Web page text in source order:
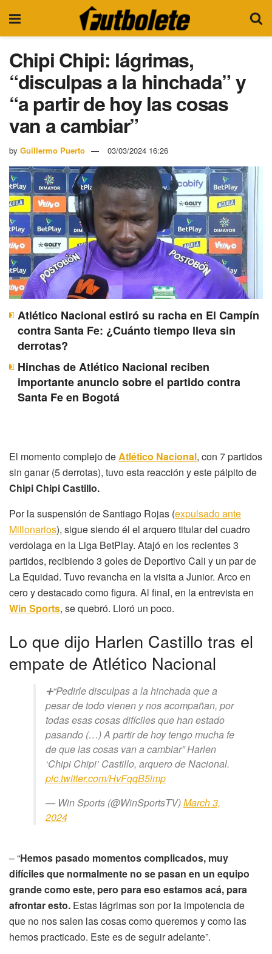
Chipi Chipi: lágrimas,
“disculpas a la hinchada” y
“a partir de hoy las cosas
van a cambiar”
by Guillermo Puerto 03/03/2024 16:26
Atlético Nacional estiró su racha en El Campín
contra Santa Fe: ¿Cuánto tiempo lleva sin
derrotas?
Hinchas de Atlético Nacional reciben
importante anuncio sobre el partido contra
Santa Fe en Bogotá
El momento complejo deAtlético Nacional, con 7 partidos
sin ganar (5 derrotas), tuvo esta reacción y este pálpito de
Chipi Chipi Castillo.
Por la suspensión de Santiago Rojas (expulsado ante
Millonarios), sigue siendo él el arquero titular del cuadro
verdolaga en la Liga BetPlay. Atajó en los recientes 3
partidos, recibiendo 3 goles de Deportivo Cali y un par de
La Equidad. Tuvo revancha en la visita a Junior. Arco en
cero y destacado como figura. Al final, en la entrevista en
Win Sports, se quebró. Lloró un poco.
Lo que dijo Harlen Castillo tras el
empate de Atlético Nacional
➕“Pedirle disculpas a la hinchada que a
pesar de todo vienen y nos acompañan, por
todas esas cosas difíciles que han estado
pasando (…) A partir de hoy tengo mucha fe
de que las cosas van a cambiar” Harlen
‘Chipi Chipi’ Castillo, arquero de Nacional.
pic.twitter.com/HvFqqB5imp
— Win Sports (@WinSportsTV)March 3,
2024
– “Hemos pasado momentos complicados, muy
difíciles que normalmente no se pasan en un equipo
grande como este, pero para eso estamos acá, para
afrontar esto. Estas lágrimas son por la impotencia de
que no nos salen las cosas como queremos y como las
hemos practicado. Este es de seguir adelante”.